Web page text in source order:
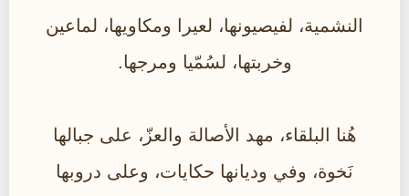
النشمية، لفيصيونها، لعيرا ومكاويها، لماعين
وخربتها، لسُمّيا ومرجها.
هُنا البلقاء، مهد الأصالة والعزّ، على جبالها
نَخوة، وفي وديانها حكايات، وعلى دروبها